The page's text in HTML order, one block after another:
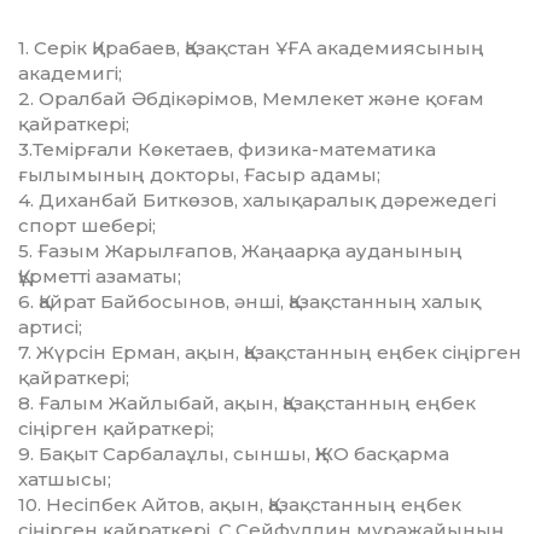
1. Серік Қирабаев, Қазақстан ҰҒА академиясының
академигі;
2. Оралбай Әбдікәрімов, Мемлекет және қоғам
қайраткері;
3.Темірғали Көкетаев, физика-математика
ғылымының док­торы, Ғасыр адамы;
4. Диханбай Биткөзов, халықаралық дәрежедегі
спорт шебері;
5. Ғазым Жарылғапов, Жаңаарқа ауданының
Құрметті азаматы;
6. Қайрат Байбосынов, әнші, Қазақстанның халық
артисі;
7. Жүрсін Ерман, ақын, Қазақстанның еңбек сіңірген
қайрат­кері;
8. Ғалым Жайлыбай, ақын, Қазақстанның еңбек
сіңірген қайрат­кері;
9. Бақыт Сарбалаұлы, сыншы, ҚЖО басқарма
хатшысы;
10. Несіпбек Айтов, ақын, Қазақстанның еңбек